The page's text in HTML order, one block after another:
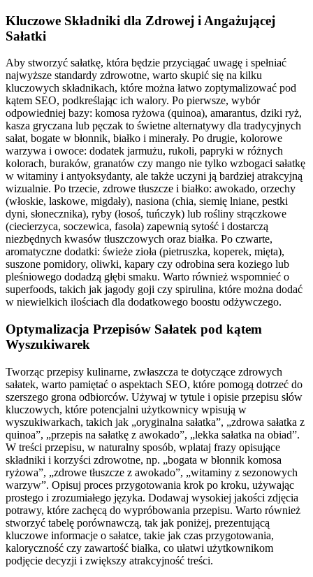
Kluczowe Składniki dla Zdrowej i Angażującej
Sałatki
Aby stworzyć sałatkę, która będzie przyciągać uwagę i spełniać
najwyższe standardy zdrowotne, warto skupić się na kilku
kluczowych składnikach, które można łatwo zoptymalizować pod
kątem SEO, podkreślając ich walory. Po pierwsze, wybór
odpowiedniej bazy: komosa ryżowa (quinoa), amarantus, dziki ryż,
kasza gryczana lub pęczak to świetne alternatywy dla tradycyjnych
sałat, bogate w błonnik, białko i minerały. Po drugie, kolorowe
warzywa i owoce: dodatek jarmużu, rukoli, papryki w różnych
kolorach, buraków, granatów czy mango nie tylko wzbogaci sałatkę
w witaminy i antyoksydanty, ale także uczyni ją bardziej atrakcyjną
wizualnie. Po trzecie, zdrowe tłuszcze i białko: awokado, orzechy
(włoskie, laskowe, migdały), nasiona (chia, siemię lniane, pestki
dyni, słonecznika), ryby (łosoś, tuńczyk) lub rośliny strączkowe
(ciecierzyca, soczewica, fasola) zapewnią sytość i dostarczą
niezbędnych kwasów tłuszczowych oraz białka. Po czwarte,
aromatyczne dodatki: świeże zioła (pietruszka, koperek, mięta),
suszone pomidory, oliwki, kapary czy odrobina sera koziego lub
pleśniowego dodadzą głębi smaku. Warto również wspomnieć o
superfoods, takich jak jagody goji czy spirulina, które można dodać
w niewielkich ilościach dla dodatkowego boostu odżywczego.
Optymalizacja Przepisów Sałatek pod kątem
Wyszukiwarek
Tworząc przepisy kulinarne, zwłaszcza te dotyczące zdrowych
sałatek, warto pamiętać o aspektach SEO, które pomogą dotrzeć do
szerszego grona odbiorców. Używaj w tytule i opisie przepisu słów
kluczowych, które potencjalni użytkownicy wpisują w
wyszukiwarkach, takich jak „oryginalna sałatka”, „zdrowa sałatka z
quinoa”, „przepis na sałatkę z awokado”, „lekka sałatka na obiad”.
W treści przepisu, w naturalny sposób, wplataj frazy opisujące
składniki i korzyści zdrowotne, np. „bogata w błonnik komosa
ryżowa”, „zdrowe tłuszcze z awokado”, „witaminy z sezonowych
warzyw”. Opisuj proces przygotowania krok po kroku, używając
prostego i zrozumiałego języka. Dodawaj wysokiej jakości zdjęcia
potrawy, które zachęcą do wypróbowania przepisu. Warto również
stworzyć tabelę porównawczą, tak jak poniżej, prezentującą
kluczowe informacje o sałatce, takie jak czas przygotowania,
kaloryczność czy zawartość białka, co ułatwi użytkownikom
podjęcie decyzji i zwiększy atrakcyjność treści.